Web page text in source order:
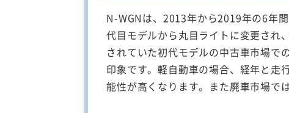
N-WGNは、2013年から2019年の6年
代目モデルから丸目ライトに変更され
されていた初代モデルの中古車市場で
印象です。軽自動車の場合、経年と走
能性が高くなります。また廃車市場で